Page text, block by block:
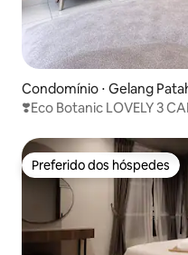
Condomínio ⋅ Gelang
❣️Eco Botanic LOVELY 3
Preferido dos hóspedes
Preferido dos hóspedes